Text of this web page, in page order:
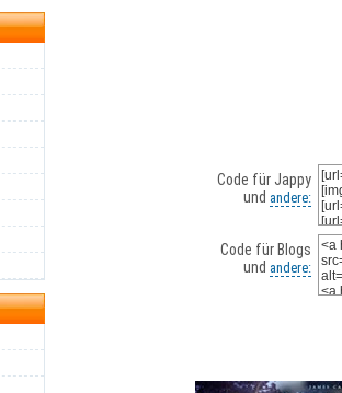
Code für Jappy
und andere:
Code für Blogs
und andere: